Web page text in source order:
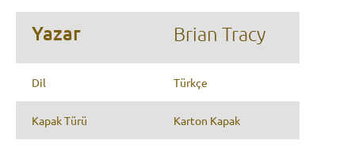
Yazar Brian Tracy
Dil Türkçe
Kapak Türü Karton Kapak